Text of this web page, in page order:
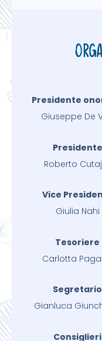
Presidente
Giuseppe De
Presidente
Roberto
Vice
Giulia Nahi
Tesoriere
Carlotta
Segretario
Gianluca
Consiglieri